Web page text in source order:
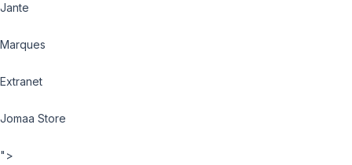
Jante
Marques
Extranet
Jomaa Store
">